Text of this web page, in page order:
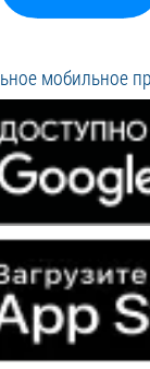
мобильное